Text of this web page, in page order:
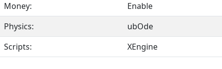
Money:
Enable
Physics:
ubOde
Scripts:
XEngine